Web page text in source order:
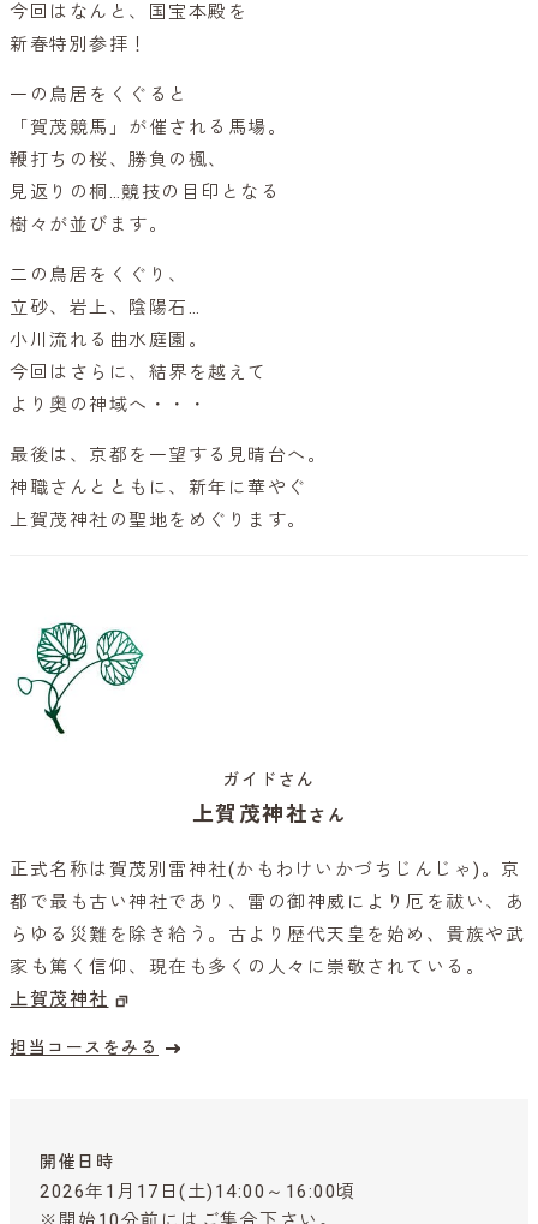
今回はなんと、国宝本殿を
新春特別参拝！
一の鳥居をくぐると
「賀茂競馬」が催される馬場。
鞭打ちの桜、勝負の楓、
見返りの桐…競技の目印となる
樹々が並びます。
二の鳥居をくぐり、
立砂、岩上、陰陽石…
小川流れる曲水庭園。
今回はさらに、結界を越えて
より奥の神域へ・・・
最後は、京都を一望する見晴台へ。
神職さんとともに、新年に華やぐ
上賀茂神社の聖地をめぐります。
ガイドさん
上賀茂神社さん
正式名称は賀茂別雷神社(かもわけいかづちじんじゃ)。京
都で最も古い神社であり、雷の御神威により厄を祓い、あ
らゆる災難を除き給う。古より歴代天皇を始め、貴族や武
家も篤く信仰、現在も多くの人々に崇敬されている。
上賀茂神社
担当コースをみる
開催日時
2026年1月17日(土)14:00～16:00頃